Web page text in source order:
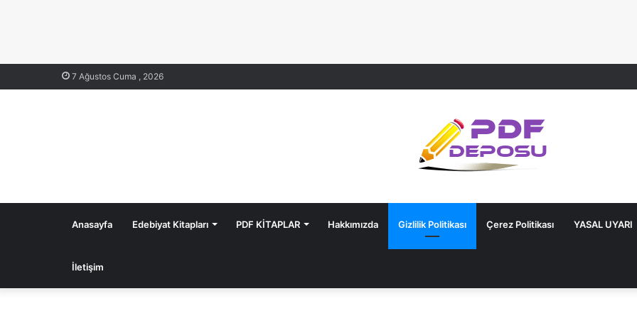
7 Ağustos Cuma , 2026
Anasayfa Edebiyat Kitapları PDF KİTAPLAR Hakkımızda Gizlilik Politikası Çerez Politikası YASAL UYARI
İletişim